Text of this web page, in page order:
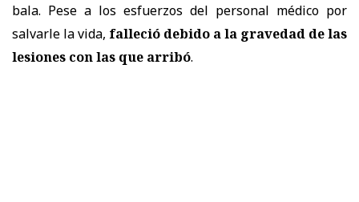
bala. Pese a los esfuerzos del personal médico por
salvarle la vida, falleció debido a la gravedad de las
lesiones con las que arribó.